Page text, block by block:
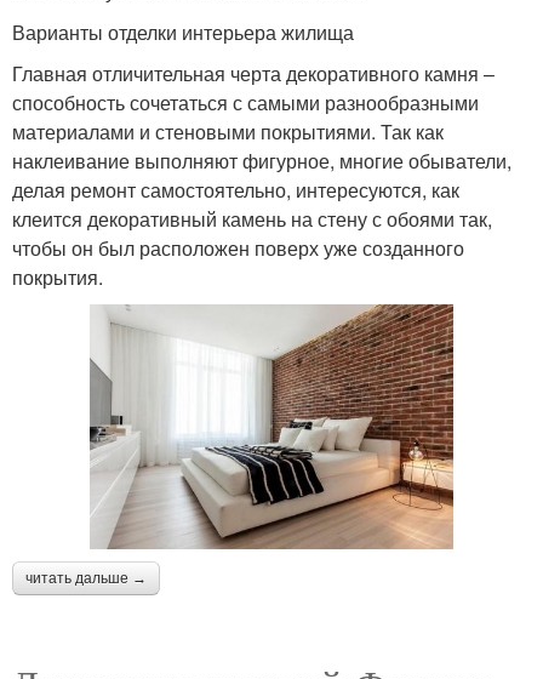
Варианты отделки интерьера жилища
Главная отличительная черта декоративного камня –
способность сочетаться с самыми разнообразными
материалами и стеновыми покрытиями. Так как
наклеивание выполняют фигурное, многие обыватели,
делая ремонт самостоятельно, интересуются, как
клеится декоративный камень на стену с обоями так,
чтобы он был расположен поверх уже созданного
покрытия.
читать дальше →